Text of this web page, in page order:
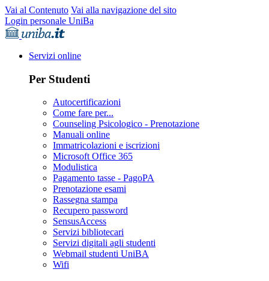
Vai al Contenuto Vai alla navigazione del sito
Login personale UniBa
Servizi online
Per Studenti
Autocertificazioni
Come fare per...
Counseling Psicologico - Prenotazione
Manuali online
Immatricolazioni e iscrizioni
Microsoft Office 365
Modulistica
Pagamento tasse - PagoPA
Prenotazione esami
Rassegna stampa
Recupero password
SensusAccess
Servizi bibliotecari
Servizi digitali agli studenti
Webmail studenti UniBA
Wifi